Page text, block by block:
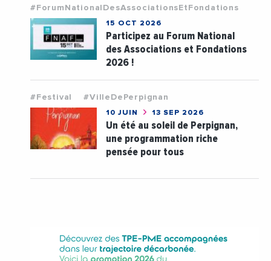
#ForumNationalDesAssociationsEtFondations
15 OCT 2026
Participez au Forum National
des Associations et Fondations
2026 !
#Festival #VilleDePerpignan
10 JUIN 13 SEP 2026
Un été au soleil de Perpignan,
une programmation riche
pensée pour tous